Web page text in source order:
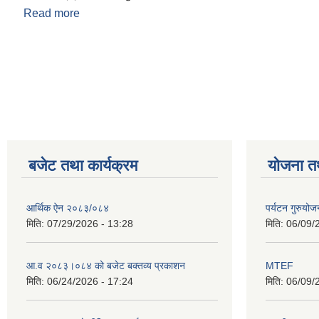
Read more
बजेट तथा कार्यक्रम
आर्थिक ऐन २०८३/०८४
मिति: 07/29/2026 - 13:28
आ.व २०८३।०८४ को बजेट बक्तव्य प्रकाशन
मिति: 06/24/2026 - 17:24
योजना
पर्यटन
मिति: 06/09/
MTEF
मिति: 06/09/